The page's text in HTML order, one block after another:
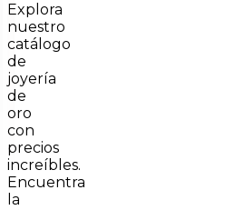
Explora
nuestro
catálogo
de
joyería
de
oro
con
precios
increíbles.
Encuentra
la